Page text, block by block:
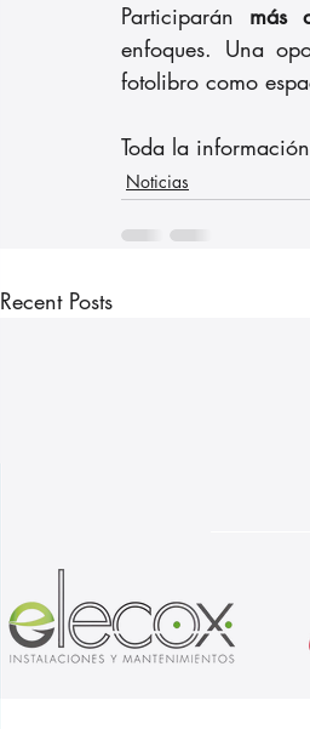
Participarán más
enfoques. Una
fotolibro como
Toda la información
Noticias
Recent Posts